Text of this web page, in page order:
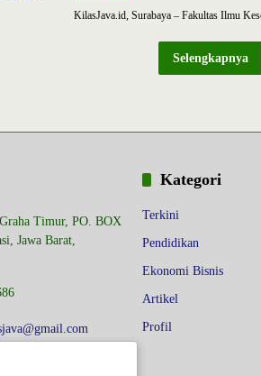
KilasJava.id, Surabaya – Fakultas Ilmu
Selengkapnya
Timur, PO. BOX
Jawa Barat,
Kategori
Terkini
Pendidikan
Ekonomi Bisnis
Artikel
Profil